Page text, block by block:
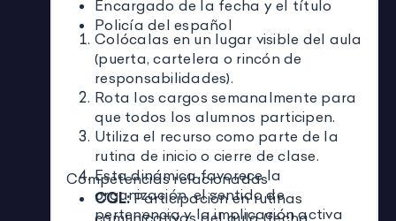
Encargado de la fecha y el título
Policía del español
Colócalas en un lugar visible del aula
(puerta, cartelera o rincón de
responsabilidades).
Rota los cargos semanalmente para
que todos los alumnos participen.
Utiliza el recurso como parte de la
rutina de inicio o cierre de clase.
Esta dinámica favorece la
organización, el sentido de
pertenencia y la implicación activa
Competencias relacionadas
CCL:Participación en rutinas